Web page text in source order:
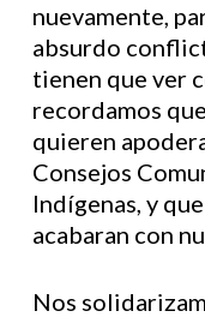
nuevamente,
absurdo
tienen que ver
recordamos
quieren
Consejos
Indígenas, y
acabaran con
Nos